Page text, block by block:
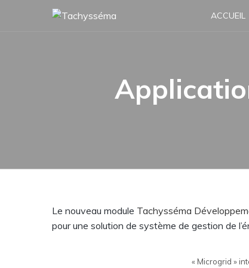
ACCUEIL
Le nouveau module Tachysséma
pour une solution de système de gestion de
« Microgrid »